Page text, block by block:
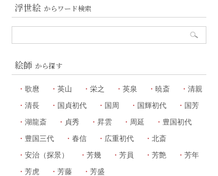
浮世絵 からワード検索
絵師 から探す
歌麿 英山 栄之 英泉 暁斎
清親
清長
国貞初代 国周 国輝初代
国芳
湖龍斎
貞秀 昇雲 周延
豊国初代
豊国三代
春信 広重初代
北斎
安治（探景）
芳幾 芳員 芳艶
芳年
芳虎
芳藤 芳盛